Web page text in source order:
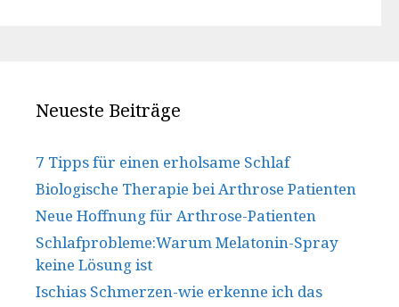
Neueste Beiträge
7 Tipps für einen erholsame Schlaf
Biologische Therapie bei Arthrose Patienten
Neue Hoffnung für Arthrose-Patienten
Schlafprobleme:Warum Melatonin-Spray
keine Lösung ist
Ischias Schmerzen-wie erkenne ich das